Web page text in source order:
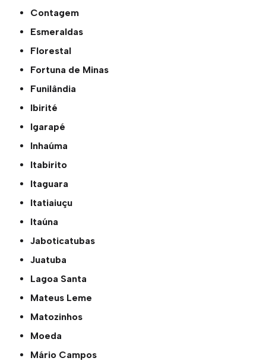
Contagem
Esmeraldas
Florestal
Fortuna de Minas
Funilândia
Ibirité
Igarapé
Inhaúma
Itabirito
Itaguara
Itatiaiuçu
Itaúna
Jaboticatubas
Juatuba
Lagoa Santa
Mateus Leme
Matozinhos
Moeda
Mário Campos